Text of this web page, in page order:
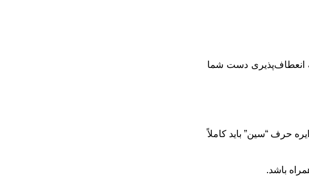
انعطاف‌پذیری دست شما
حرف “سین” باید کاملاً
باشد.